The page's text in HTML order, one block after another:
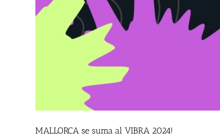
MALLORCA se suma al VIBRA 2024!